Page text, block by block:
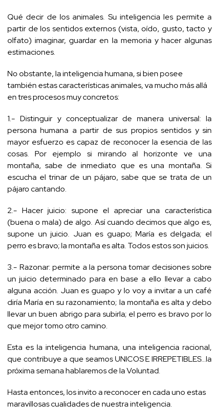
Qué decir de los animales. Su inteligencia les permite a
partir de los sentidos externos (vista, oído, gusto, tacto y
olfato) imaginar, guardar en la memoria y hacer algunas
estimaciones.
No obstante, la inteligencia humana, si bien posee
también estas características animales, va mucho más allá
en tres procesos muy concretos:
1.- Distinguir y conceptualizar de manera universal: la
persona humana a partir de sus propios sentidos y sin
mayor esfuerzo es capaz de reconocer la esencia de las
cosas. Por ejemplo si mirando al horizonte ve una
montaña, sabe de inmediato que es una montaña. Si
escucha el trinar de un pájaro, sabe que se trata de un
pájaro cantando.
2.- Hacer juicio: supone el apreciar una característica
(buena o mala) de algo. Así cuando decimos que algo es,
supone un juicio. Juan es guapo; María es delgada; el
perro es bravo; la montaña es alta. Todos estos son juicios.
3.- Razonar: permite a la persona tomar decisiones sobre
un juicio determinado para en base a ello llevar a cabo
alguna acción. Juan es guapo y lo voy a invitar a un café
diría María en su razonamiento; la montaña es alta y debo
llevar un buen abrigo para subirla; el perro es bravo por lo
que mejor tomo otro camino.
Esta es la inteligencia humana, una inteligencia racional,
que contribuye a que seamos UNICOS E IRREPETIBLES…la
próxima semana hablaremos de la Voluntad.
Hasta entonces, los invito a reconocer en cada uno estas
maravillosas cualidades de nuestra inteligencia.